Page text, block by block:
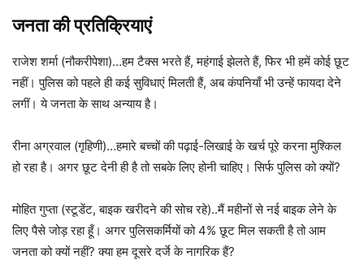
जनता की प्रतिक्रियाएं
राजेश शर्मा (नौकरीपेशा)…हम टैक्स भरते हैं, महंगाई झेलते हैं, फिर भी हमें कोई छूट
नहीं। पुलिस को पहले ही कई सुविधाएं मिलती हैं, अब कंपनियाँ भी उन्हें फायदा देने
लगीं। ये जनता के साथ अन्याय है।
रीना अग्रवाल (गृहिणी)…हमारे बच्चों की पढ़ाई-लिखाई के खर्च पूरे करना मुश्किल
हो रहा है। अगर छूट देनी ही है तो सबके लिए होनी चाहिए। सिर्फ पुलिस को क्यों?
मोहित गुप्ता (स्टूडेंट, बाइक खरीदने की सोच रहे)..मैं महीनों से नई बाइक लेने के
लिए पैसे जोड़ रहा हूँ। अगर पुलिसकर्मियों को 4% छूट मिल सकती है तो आम
जनता को क्यों नहीं? क्या हम दूसरे दर्जे के नागरिक हैं?